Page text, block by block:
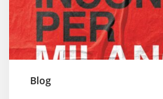
Blog
Puzzo
passando
ANPI